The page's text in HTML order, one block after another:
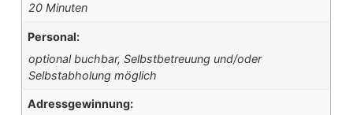
20 Minuten
Personal:
optional buchbar, Selbstbetreuung und/oder
Selbstabholung möglich
Adressgewinnung: